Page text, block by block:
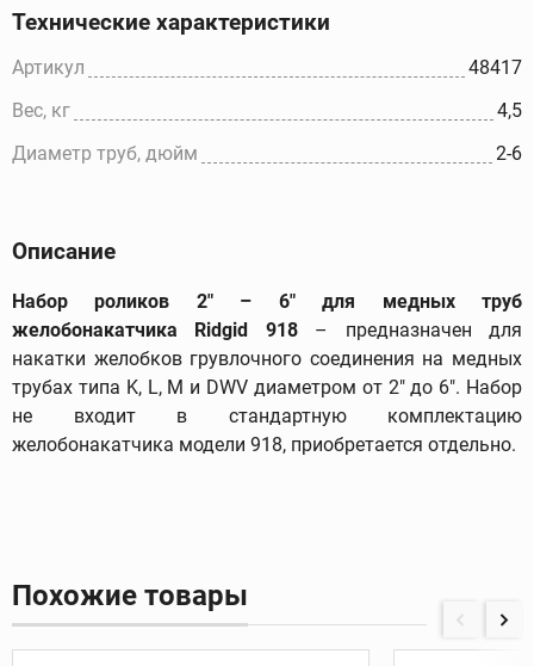
Технические характеристики
Артикул
48417
Вес, кг
4,5
Диаметр труб, дюйм
2-6
Описание
Набор роликов 2" – 6" для медных труб
желобонакатчика
Ridgid 918
– предназначен для
накатки желобков грувлочного соединения на медных
трубах типа K, L, M и DWV диаметром от 2" до 6". Набор
не входит в стандартную комплектацию
желобонакатчика модели 918, приобретается отдельно.
Похожие товары